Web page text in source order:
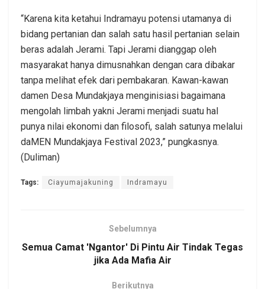
“Karena kita ketahui Indramayu potensi utamanya di
bidang pertanian dan salah satu hasil pertanian selain
beras adalah Jerami. Tapi Jerami dianggap oleh
masyarakat hanya dimusnahkan dengan cara dibakar
tanpa melihat efek dari pembakaran. Kawan-kawan
damen Desa Mundakjaya menginisiasi bagaimana
mengolah limbah yakni Jerami menjadi suatu hal
punya nilai ekonomi dan filosofi, salah satunya melalui
daMEN Mundakjaya Festival 2023,” pungkasnya.
(Duliman)
Tags: Ciayumajakuning Indramayu
Sebelumnya
Semua Camat 'Ngantor' Di Pintu Air Tindak Tegas
jika Ada Mafia Air
Berikutnya